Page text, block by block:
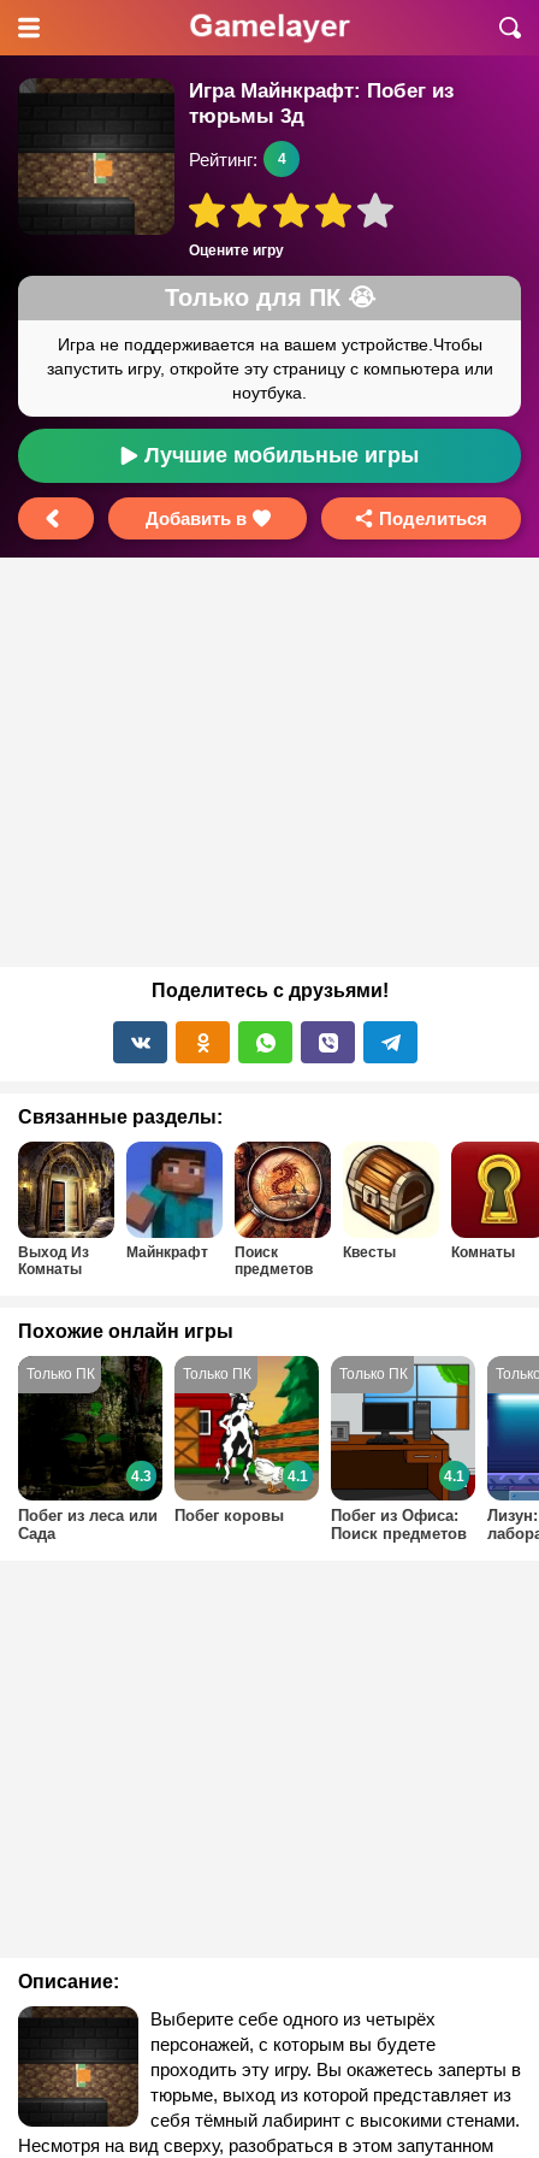
Игра Майнкрафт: Побег из
тюрьмы 3д
Оцените игру
Рейтинг: 4
Лучшие мобильные игры
Добавить в Поделиться
Поделитесь с друзьями!
Связанные разделы:
Выход Из
Комнаты
Майнкрафт
Поиск
предметов
Квесты Комнаты
Описание:
Выберите себе одного из четырёх
персонажей, с которым вы будете
проходить эту игру. Вы окажетесь заперты в
тюрьме, выход из которой представляет из
себя тёмный лабиринт с высокими стенами.
Несмотря на вид сверху, разобраться в этом запутанном
Похожие онлайн игры
Побег из леса или
Сада
4.3
Побег коровы
4.1
Побег из Офиса:
Поиск предметов
4.1